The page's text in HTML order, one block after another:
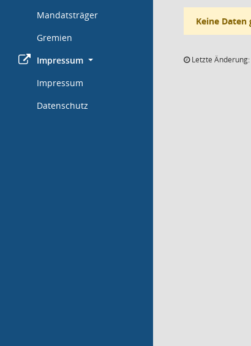
Mandatsträger
Gremien
Impressum
Impressum
Datenschutz
Keine Daten
Letzte